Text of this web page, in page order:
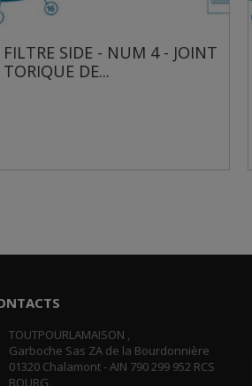
FILTRE SIDE - NUM 4 - JOINT
TORIQUE DE...
TOUTPOURLAMAISON ,
Garboche Sas ZA de la Bourdonnière
01320 Chalamont - AIN 790 299 952 RCS
BOURG.